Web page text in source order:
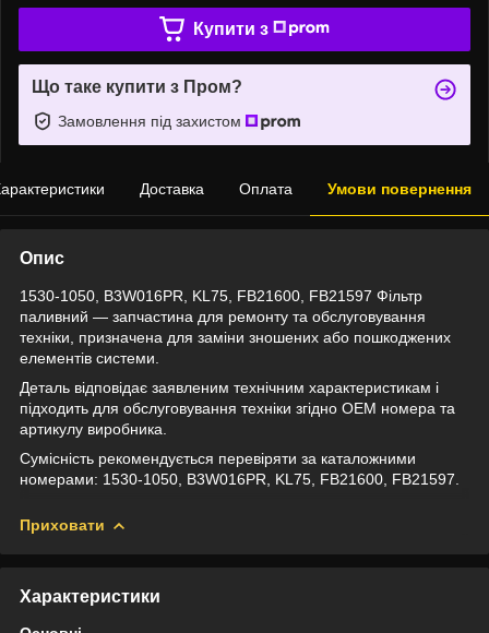
Купити з
Що таке купити з Пром?
Замовлення під захистом
Доставка Оплата Умови повернення
Опис
1530-1050, B3W016PR, KL75, FB21600, FB21597 Фільтр
паливний — запчастина для ремонту та обслуговування
техніки, призначена для заміни зношених або пошкоджених
елементів системи.
Деталь відповідає заявленим технічним характеристикам і
підходить для обслуговування техніки згідно OEM номера та
артикулу виробника.
Сумісність рекомендується перевіряти за каталожними
номерами: 1530-1050, B3W016PR, KL75, FB21600, FB21597.
Приховати
Характеристики